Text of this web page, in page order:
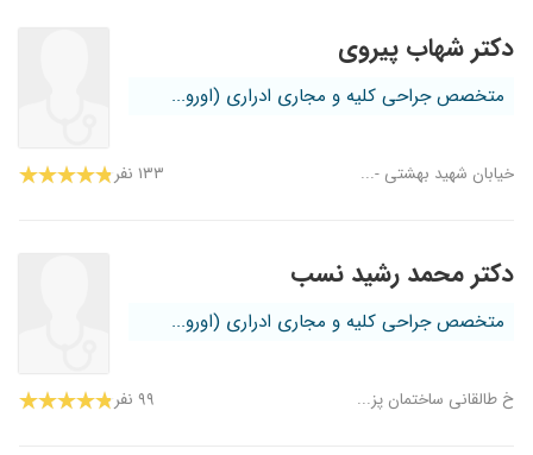
دکتر شهاب پیروی
متخصص جراحی کلیه و مجاری ادراری (اورو...
خیابان شهید بهشتی -... ۱۳۳ نفر
دکتر محمد رشید نسب
متخصص جراحی کلیه و مجاری ادراری (اورو...
خ طالقانی ساختمان پز... ۹۹ نفر